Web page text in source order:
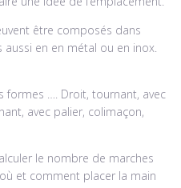
être composés dans
en en métal ou en inox.
formes …. Droit, tournant, avec
avec palier, colimaçon,
le nombre de marches
et comment placer la main